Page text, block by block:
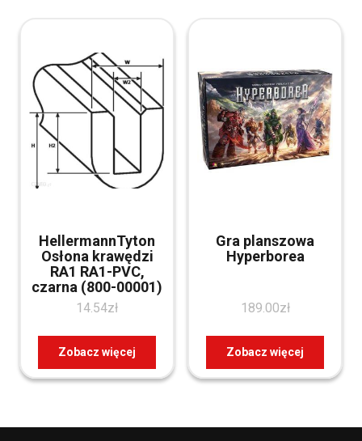
HellermannTyton
Osłona krawędzi
RA1 RA1-PVC,
czarna (800-00001)
14.54zł
Zobacz więcej
Gra planszowa
Hyperborea
189.00zł
Zobacz więcej